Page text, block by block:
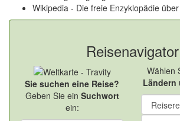
Wikipedia - Die freie Enzyklopädie über
Reisenavigator
Sie suchen eine Reise?
Geben Sie ein Suchwort
ein:
Wählen
Ländern